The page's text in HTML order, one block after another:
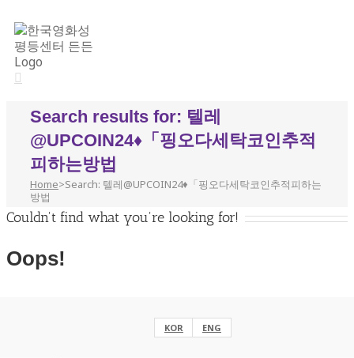
KOR ENG
Search results for: 텔레
@UPCOIN24♦「핑오다세탁코인추적
피하는방법
Home>Search: 텔레@UPCOIN24♦「핑오다세탁코인추적피하는
방법
Couldn't find what you're looking for!
Oops!